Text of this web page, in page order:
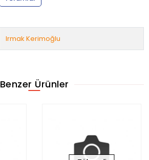
Irmak Kerimoğlu
Benzer Ürünler